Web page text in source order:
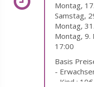
Montag,
Samstag,
Montag,
Montag, 9.
17:00
Basis
-
- Kind : 10€